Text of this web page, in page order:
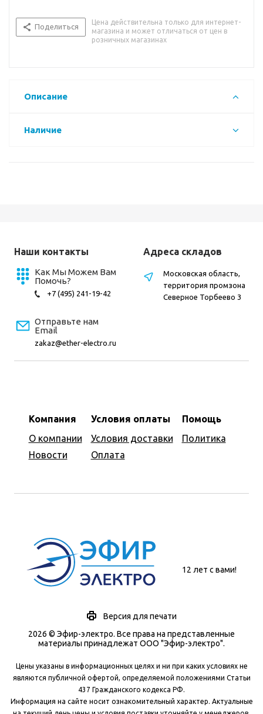
Поделиться
Цена действительна только для интернет-
магазина и может отличаться от цен в
розничных магазинах
Описание
Наличие
Наши контакты
Как Мы Можем Вам
Помочь?
+7 (495) 241-19-42
Отправьте нам
Email
zakaz@ether-electro.ru
Компания
О компании
Новости
Условия оплаты
Условия доставки
Оплата
Помощь
Политика
Адреса складов
Московская область,
территория промзона
Северное Торбеево 3
12 лет с вами!
Версия для печати
2026 © Эфир-электро. Все права на представленные
материалы принадлежат ООО "Эфир-электро".
Цены указаны в информационных целях и ни при каких условиях не
являются публичной офертой, определяемой положениями Статьи
437 Гражданского кодекса РФ.
Информация на сайте носит ознакомительный характер. Актуальные